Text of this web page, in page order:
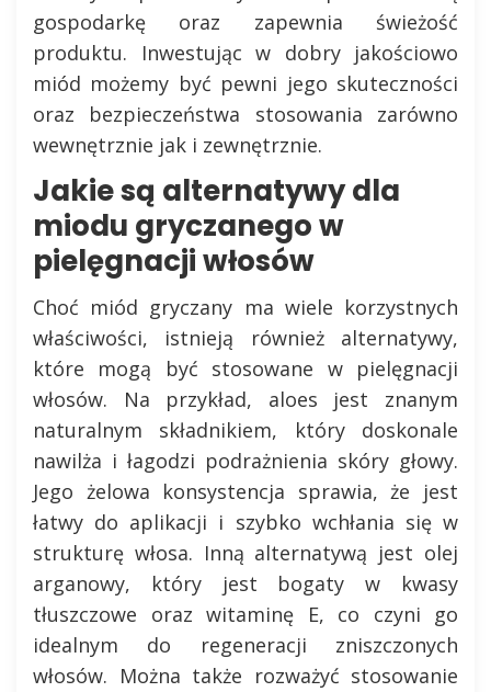
gospodarkę oraz zapewnia świeżość
produktu. Inwestując w dobry jakościowo
miód możemy być pewni jego skuteczności
oraz bezpieczeństwa stosowania zarówno
wewnętrznie jak i zewnętrznie.
Jakie są alternatywy dla
miodu gryczanego w
pielęgnacji włosów
Choć miód gryczany ma wiele korzystnych
właściwości, istnieją również alternatywy,
które mogą być stosowane w pielęgnacji
włosów. Na przykład, aloes jest znanym
naturalnym składnikiem, który doskonale
nawilża i łagodzi podrażnienia skóry głowy.
Jego żelowa konsystencja sprawia, że jest
łatwy do aplikacji i szybko wchłania się w
strukturę włosa. Inną alternatywą jest olej
arganowy, który jest bogaty w kwasy
tłuszczowe oraz witaminę E, co czyni go
idealnym do regeneracji zniszczonych
włosów. Można także rozważyć stosowanie